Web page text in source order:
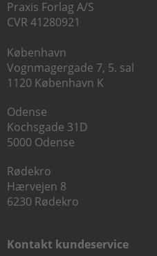
Praxis Forlag A/S
CVR 41280921
København
Vognmagergade 7, 5. sal
1120 København K
Odense
Kochsgade 31D
5000 Odense
Rødekro
Hærvejen 8
6230 Rødekro
Kontakt kundeservice